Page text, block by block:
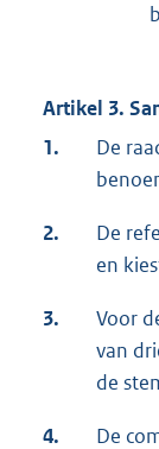
Artikel 3.
1.
De
2.
De
en
3.
Voor
van
de
4.
De